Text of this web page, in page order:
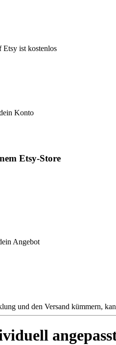
Etsy ist kostenlos
Konto
Etsy-Store
Angebot
und den Versand kümmern,